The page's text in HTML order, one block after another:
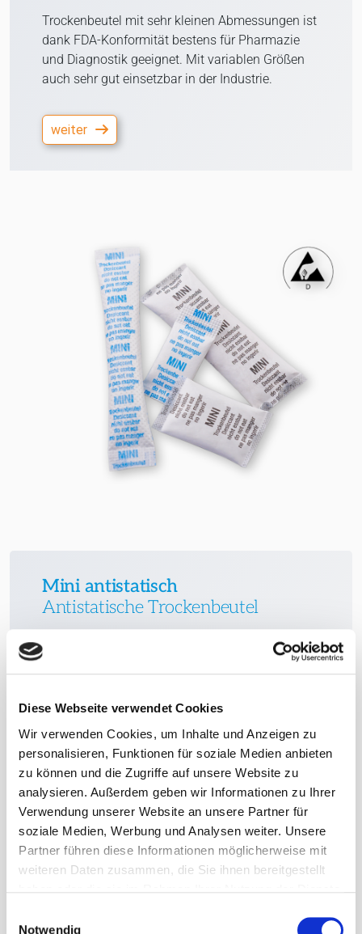
Diese Webseite verwendet Cookies
Wir verwenden Cookies, um Inhalte und Anzeigen zu
personalisieren, Funktionen für soziale Medien anbieten
zu können und die Zugriffe auf unsere Website zu
analysieren. Außerdem geben wir Informationen zu Ihrer
Verwendung unserer Website an unsere Partner für
soziale Medien, Werbung und Analysen weiter. Unsere
Partner führen diese Informationen möglicherweise mit
weiteren Daten zusammen, die Sie ihnen bereitgestellt
Notwendig
Trockenbeutel mit sehr kleinen Abmessungen ist
dank FDA-Konformität bestens für Pharmazie
und Diagnostik geeignet. Mit variablen Größen
auch sehr gut einsetzbar in der Industrie.
weiter
Mini antistatisch
Antistatische Trockenbeutel
Trockenbeutel aus antistatischem Tyvek® -
speziell für elektronische Produkte und Bauteile
weiter